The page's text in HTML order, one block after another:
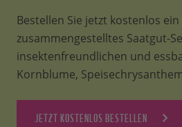
Bestellen Sie jetzt kostenlos
zusammengestelltes Saatgut-
insektenfreundlichen und
Kornblume,
JETZT KOSTENLOS BESTELLEN